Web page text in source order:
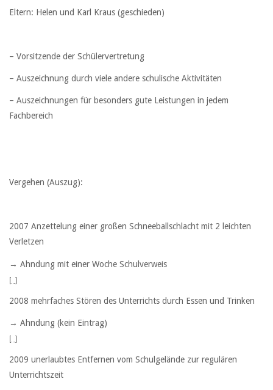
Eltern: Helen und Karl Kraus (geschieden)
– Vorsitzende der Schülervertretung
– Auszeichnung durch viele andere schulische Aktivitäten
– Auszeichnungen für besonders gute Leistungen in jedem
Fachbereich
Vergehen (Auszug):
2007 Anzettelung einer großen Schneeballschlacht mit 2 leichten
Verletzen
→ Ahndung mit einer Woche Schulverweis
[…]
2008 mehrfaches Stören des Unterrichts durch Essen und Trinken
→ Ahndung (kein Eintrag)
[…]
2009 unerlaubtes Entfernen vom Schulgelände zur regulären
Unterrichtszeit